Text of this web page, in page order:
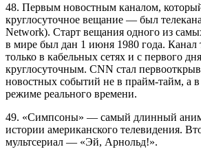
48. Первым новостным каналом,
круглосуточное вещание — был
Network). Старт вещания одного из
в мире был дан 1 июня 1980 года. Канал
только в кабельных сетях и с первого
круглосуточным. CNN стал
новостных событий не в прайм-тайм, а
режиме реального времени.
49. «Симпсоны» — самый длинный
истории американского телевидения.
мультсериал — «Эй, Арнольд!».